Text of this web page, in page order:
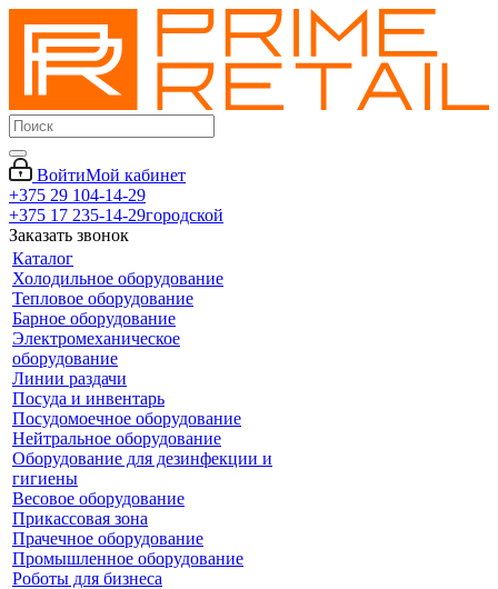
ВойтиМой кабинет
+375 29 104-14-29
+375 17 235-14-29городской
Заказать звонок
Каталог
Холодильное оборудование
Тепловое оборудование
Барное оборудование
Электромеханическое
оборудование
Линии раздачи
Посуда и инвентарь
Посудомоечное оборудование
Нейтральное оборудование
Оборудование для дезинфекции и
гигиены
Весовое оборудование
Прикассовая зона
Прачечное оборудование
Промышленное оборудование
Роботы для бизнеса